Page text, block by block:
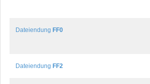
Dateiendung FF0
Dateiendung FF2